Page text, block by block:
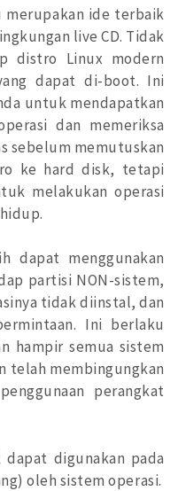
merupakan ide terbaik
live CD. Tidak
distro Linux modern
dapat di-boot. Ini
untuk mendapatkan
dan memeriksa
sebelum memutuskan
ke hard disk, tetapi
melakukan operasi
dapat menggunakan
partisi NON-sistem,
tidak diinstal, dan
Ini berlaku
hampir semua sistem
telah membingungkan
perangkat
digunakan pada
oleh sistem operasi.